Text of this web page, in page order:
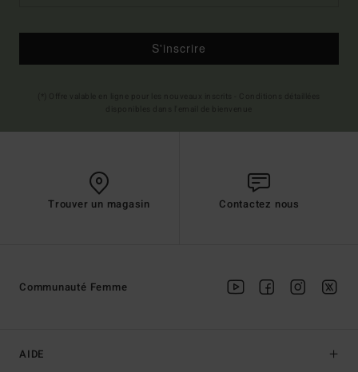
S'inscrire
Trouver un magasin Contactez nous
AIDE
Communauté Femme